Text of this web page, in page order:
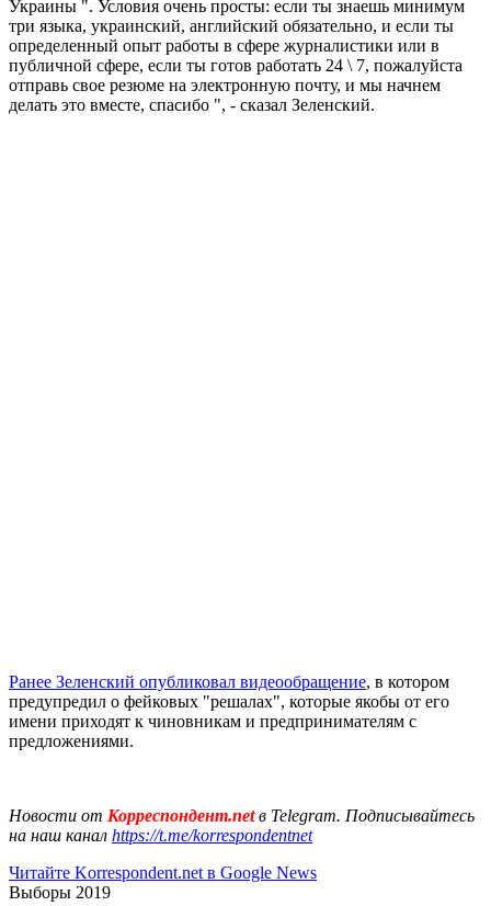
Украины ". Условия очень просты: если ты знаешь минимум
три языка, украинский, английский обязательно, и если ты
определенный опыт работы в сфере журналистики или в
публичной сфере, если ты готов работать 24 \ 7, пожалуйста
отправь свое резюме на электронную почту, и мы начнем
делать это вместе, спасибо ", - сказал Зеленский.
Ранее Зеленский опубликовал видеообращение, в котором
предупредил о фейковых "решалах", которые якобы от его
имени приходят к чиновникам и предпринимателям с
предложениями.
Новости от Корреспондент.netв Telegram. Подписывайтесь
на наш канал https://t.me/korrespondentnet
Читайте Korrespondent.net в Google News
Выборы 2019